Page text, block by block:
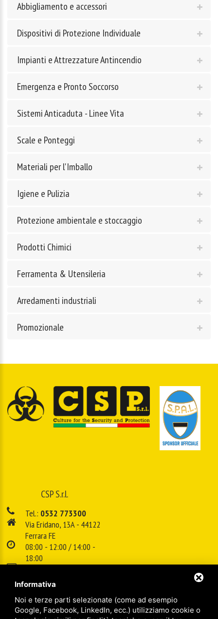
Abbigliamento e accessori
Dispositivi di Protezione Individuale
Impianti e Attrezzature Antincendio
Emergenza e Pronto Soccorso
Sistemi Anticaduta - Linee Vita
Scale e Ponteggi
Materiali per l'Imballo
Igiene e Pulizia
Protezione ambientale e stoccaggio
Prodotti Chimici
Ferramenta & Utensileria
Arredamenti industriali
Promozionale
CSP S.r.l.
Tel.: 0532 773300
Via Eridano, 13A - 44122
Ferrara FE
08:00 - 12:00 / 14:00 -
18:00
info@cspsrl.biz
Sitemap / Privacy policy/Legal
Informativa
Noi e terze parti selezionate (come ad esempio
Google, Facebook, LinkedIn, ecc.) utilizziamo cookie o